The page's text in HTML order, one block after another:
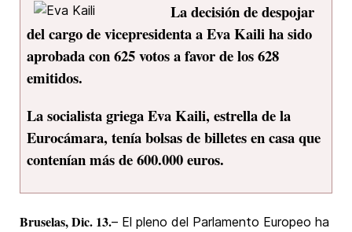
La decisión de despojar
del cargo de vicepresidenta a Eva Kaili ha sido
aprobada con 625 votos a favor de los 628
emitidos.
La socialista griega Eva Kaili, estrella de la
Eurocámara, tenía bolsas de billetes en casa que
contenían más de 600.000 euros.
Bruselas, Dic. 13.– El pleno del Parlamento Europeo ha